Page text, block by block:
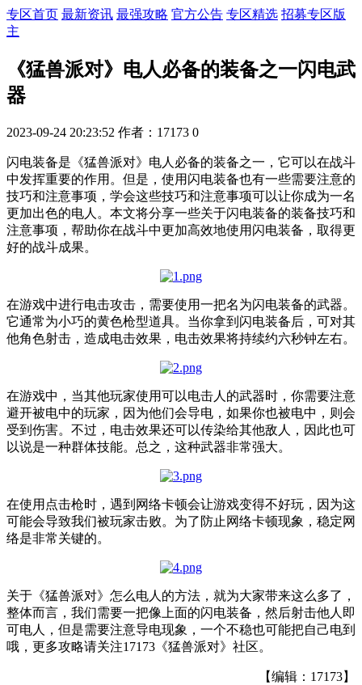
专区首页 最新资讯 最强攻略 官方公告 专区精选 招募专区版
主
《猛兽派对》电人必备的装备之一闪电武
器
2023-09-24 20:23:52 作者：17173 0
闪电装备是《猛兽派对》电人必备的装备之一，它可以在战斗
中发挥重要的作用。但是，使用闪电装备也有一些需要注意的
技巧和注意事项，学会这些技巧和注意事项可以让你成为一名
更加出色的电人。本文将分享一些关于闪电装备的装备技巧和
注意事项，帮助你在战斗中更加高效地使用闪电装备，取得更
好的战斗成果。
在游戏中进行电击攻击，需要使用一把名为闪电装备的武器。
它通常为小巧的黄色枪型道具。当你拿到闪电装备后，可对其
他角色射击，造成电击效果，电击效果将持续约六秒钟左右。
在游戏中，当其他玩家使用可以电击人的武器时，你需要注意
避开被电中的玩家，因为他们会导电，如果你也被电中，则会
受到伤害。不过，电击效果还可以传染给其他敌人，因此也可
以说是一种群体技能。总之，这种武器非常强大。
在使用点击枪时，遇到网络卡顿会让游戏变得不好玩，因为这
可能会导致我们被玩家击败。为了防止网络卡顿现象，稳定网
络是非常关键的。
关于 《猛兽派对》 怎么电人的方法，就为大家带来这么多了，
整体而言，我们需要一把像上面的闪电装备，然后射击他人即
可电人，但是需要注意导电现象，一个不稳也可能把自己电到
哦，更多攻略请关注17173《猛兽派对》社区。
【编辑：17173】